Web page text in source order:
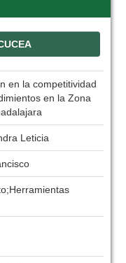
en la competitividad
en la Zona
Leticia